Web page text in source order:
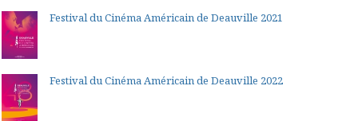
Festival du Cinéma Américain de Deauville 2021
Festival du Cinéma Américain de Deauville 2022